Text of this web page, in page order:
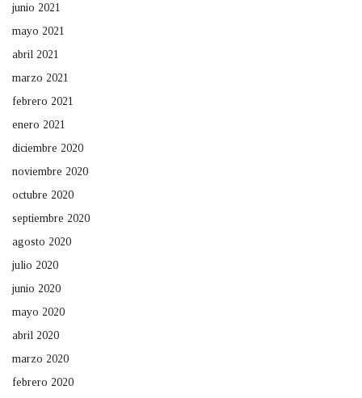
junio 2021
mayo 2021
abril 2021
marzo 2021
febrero 2021
enero 2021
diciembre 2020
noviembre 2020
octubre 2020
septiembre 2020
agosto 2020
julio 2020
junio 2020
mayo 2020
abril 2020
marzo 2020
febrero 2020